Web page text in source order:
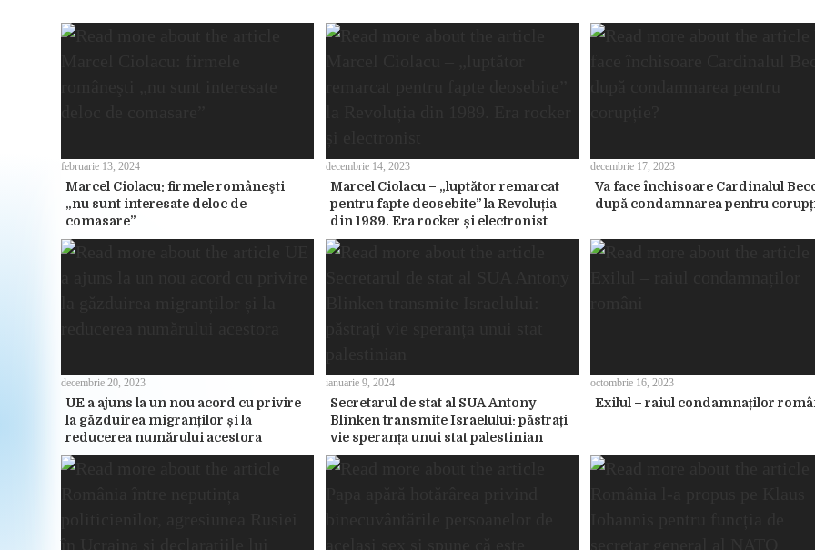
Marcel Ciolacu: firmele româneşti
„nu sunt interesate deloc de
comasare”
februarie 13, 2024
Marcel Ciolacu – „luptător remarcat
pentru fapte deosebite” la Revoluția
din 1989. Era rocker și electronist
decembrie 14, 2023
Va face închisoare Cardinalul
după condamnarea pentru
decembrie 17, 2023
UE a ajuns la un nou acord cu privire
la găzduirea migranților și la
reducerea numărului acestora
decembrie 20, 2023
Secretarul de stat al SUA Antony
Blinken transmite Israelului: păstrați
vie speranța unui stat palestinian
ianuarie 9, 2024
Exilul – raiul condamnaților
octombrie 16, 2023